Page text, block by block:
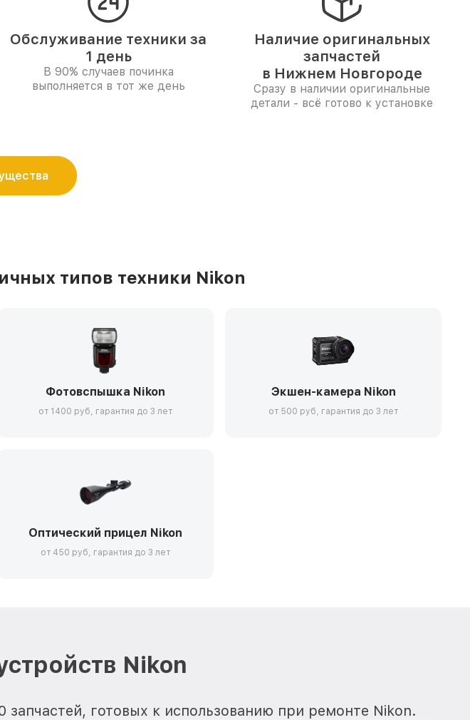
Обслуживание техники за
1 день
В 90% случаев починка
выполняется в тот же день
Наличие оригинальных
запчастей
в Нижнем Новгороде
Сразу в наличии оригинальные
детали - всё готово к установке
типов техники Nikon
Фотовспышка Nikon
от 1400 руб, гарантия до 3 лет
Экшен-камера Nikon
от 500 руб, гарантия до 3 лет
Оптический прицел Nikon
от 450 руб, гарантия до 3 лет
Nikon
готовых к использованию при ремонте Nikon.